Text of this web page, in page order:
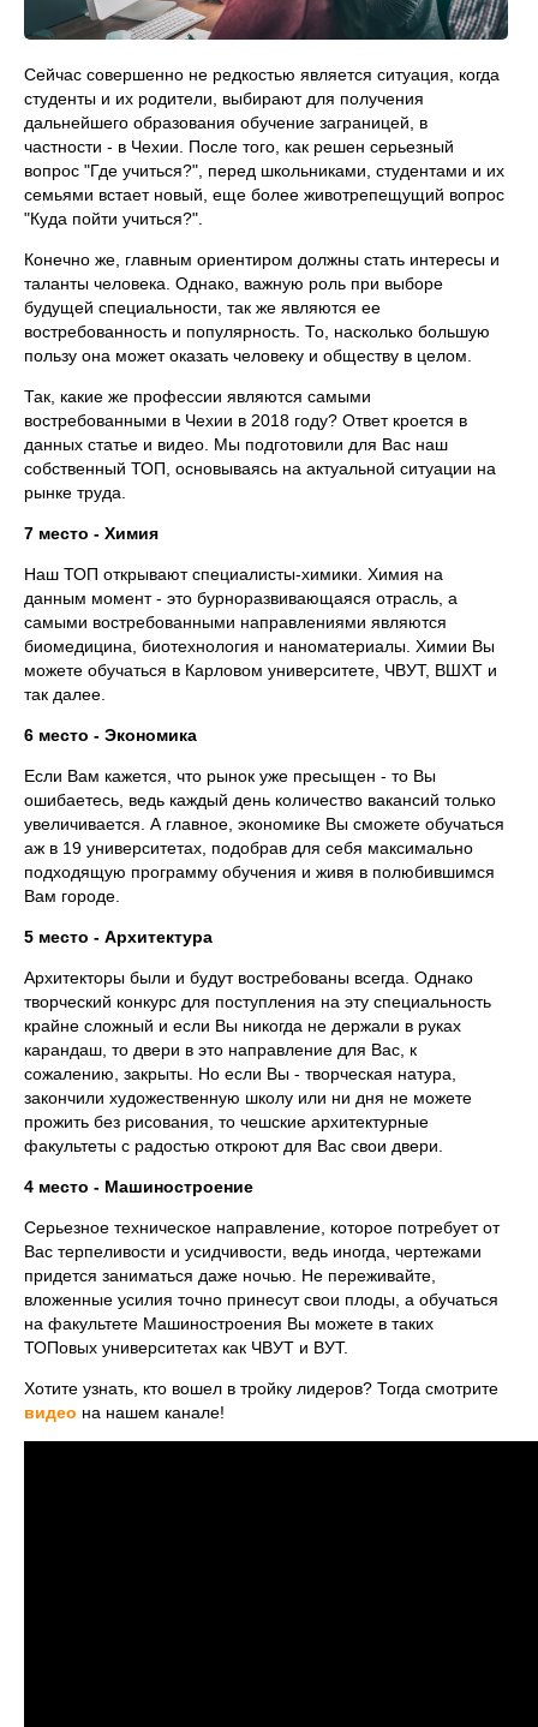
Сейчас совершенно не редкостью является ситуация, когда
студенты и их родители, выбирают для получения
дальнейшего образования обучение заграницей, в
частности - в Чехии. После того, как решен серьезный
вопрос "Где учиться?", перед школьниками, студентами и их
семьями встает новый, еще более животрепещущий вопрос
"Куда пойти учиться?".
Конечно же, главным ориентиром должны стать интересы и
таланты человека. Однако, важную роль при выборе
будущей специальности, так же являются ее
востребованность и популярность. То, насколько большую
пользу она может оказать человеку и обществу в целом.
Так, какие же профессии являются самыми
востребованными в Чехии в 2018 году? Ответ кроется в
данных статье и видео. Мы подготовили для Вас наш
собственный ТОП, основываясь на актуальной ситуации на
рынке труда.
7 место - Химия
Наш ТОП открывают специалисты-химики. Химия на
данным момент - это бурноразвивающаяся отрасль, а
самыми востребованными направлениями являются
биомедицина, биотехнология и наноматериалы. Химии Вы
можете обучаться в Карловом университете, ЧВУТ, ВШХТ и
так далее.
6 место - Экономика
Если Вам кажется, что рынок уже пресыщен - то Вы
ошибаетесь, ведь каждый день количество вакансий только
увеличивается. А главное, экономике Вы сможете обучаться
аж в 19 университетах, подобрав для себя максимально
подходящую программу обучения и живя в полюбившимся
Вам городе.
5 место - Архитектура
Архитекторы были и будут востребованы всегда. Однако
творческий конкурс для поступления на эту специальность
крайне сложный и если Вы никогда не держали в руках
карандаш, то двери в это направление для Вас, к
сожалению, закрыты. Но если Вы - творческая натура,
закончили художественную школу или ни дня не можете
прожить без рисования, то чешские архитектурные
факультеты с радостью откроют для Вас свои двери.
4 место - Машиностроение
Серьезное техническое направление, которое потребует от
Вас терпеливости и усидчивости, ведь иногда, чертежами
придется заниматься даже ночью. Не переживайте,
вложенные усилия точно принесут свои плоды, а обучаться
на факультете Машиностроения Вы можете в таких
ТОПовых университетах как ЧВУТ и ВУТ.
Хотите узнать, кто вошел в тройку лидеров? Тогда смотрите
видео на нашем канале!